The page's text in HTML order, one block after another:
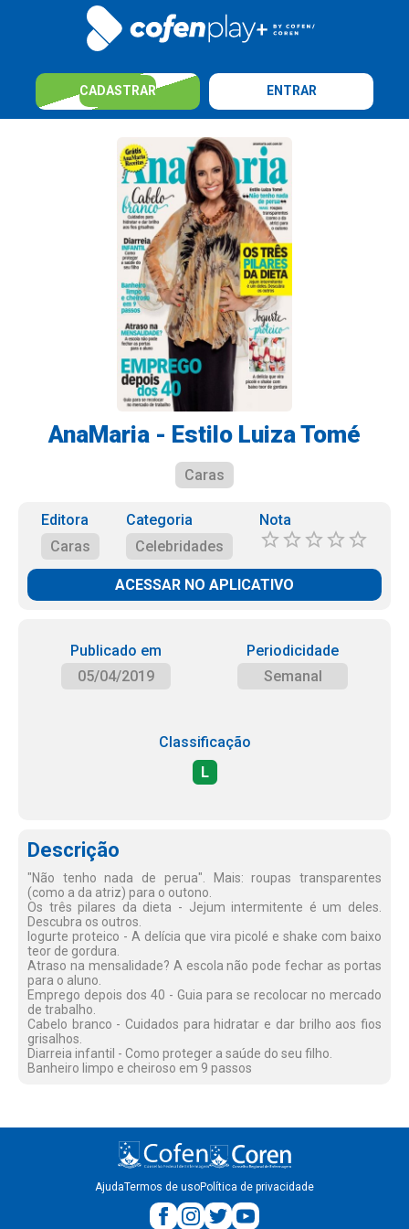
CADASTRAR ENTRAR
AnaMaria - Estilo Luiza Tomé
Caras
Editora
Caras
Categoria
Celebridades
Nota
ACESSAR NO APLICATIVO
Publicado em
05/04/2019
Periodicidade
Semanal
Classificação
L
Descrição
"Não tenho nada de perua". Mais: roupas transparentes
(como a da atriz) para o outono.
Os três pilares da dieta - Jejum intermitente é um deles.
Descubra os outros.
Iogurte proteico - A delícia que vira picolé e shake com baixo
teor de gordura.
Atraso na mensalidade? A escola não pode fechar as portas
para o aluno.
Emprego depois dos 40 - Guia para se recolocar no mercado
de trabalho.
Cabelo branco - Cuidados para hidratar e dar brilho aos fios
grisalhos.
Diarreia infantil - Como proteger a saúde do seu filho.
Banheiro limpo e cheiroso em 9 passos
AjudaTermos de usoPolítica de privacidade